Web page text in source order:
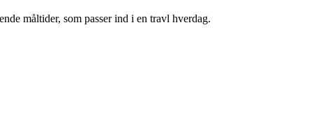
måltider, som passer ind i en travl hverdag.